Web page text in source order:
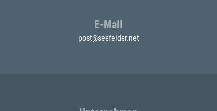
E-Mail
post@seefelder.net